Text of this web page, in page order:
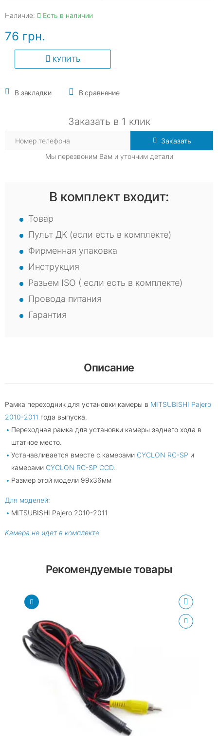
Наличие: Есть в наличии
76 грн.
КУПИТЬ
В закладки В сравнение
Заказать в 1 клик
Заказать
Мы перезвоним Вам и уточним детали
В комплект входит:
Товар
Пульт ДК (если есть в комплекте)
Фирменная упаковка
Инструкция
Разьем ISO ( если есть в комплекте)
Провода питания
Гарантия
Описание
Рамка переходник для установки камеры в MITSUBISHI Pajero
2010-2011 года выпуска.
Переходная рамка для установки камеры заднего хода в
штатное место.
Устанавливается вместе с камерами CYCLON RC-SP и
камерами CYCLON RC-SP CCD.
Размер этой модели 99х36мм
Для моделей:
MITSUBISHI Pajero 2010-2011
Камера не идет в комплекте
Рекомендуемые товары